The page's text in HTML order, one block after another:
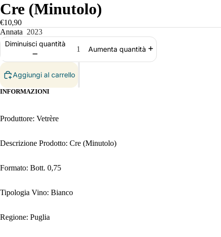
Cre (Minutolo)
€10,90
Annata 2023
Diminuisci quantità
Aumenta quantità
Aggiungi al carrello
INFORMAZIONI
Produttore: Vetrère
Descrizione Prodotto: Cre (Minutolo)
Formato: Bott. 0,75
Tipologia Vino: Bianco
Regione: Puglia